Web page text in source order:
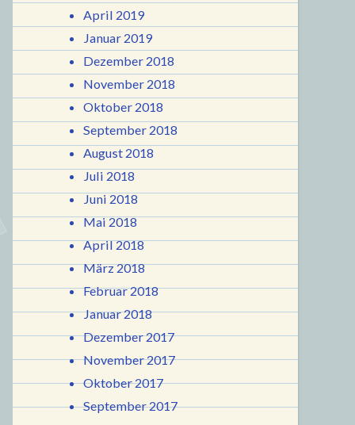
April 2019
Januar 2019
Dezember 2018
November 2018
Oktober 2018
September 2018
August 2018
Juli 2018
Juni 2018
Mai 2018
April 2018
März 2018
Februar 2018
Januar 2018
Dezember 2017
November 2017
Oktober 2017
September 2017